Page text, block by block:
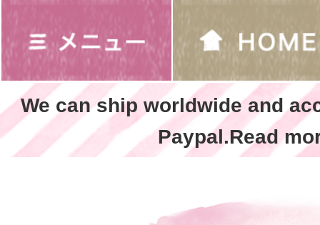
We can ship worldwide and
Paypal.Read